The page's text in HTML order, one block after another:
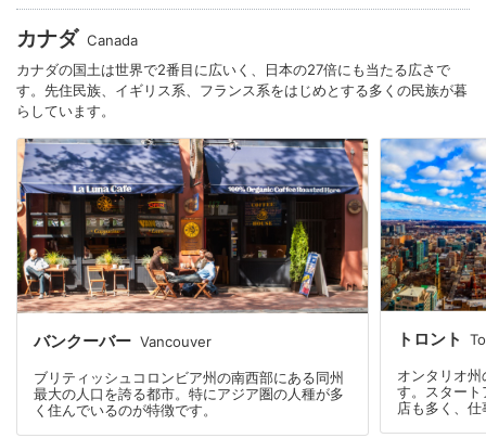
カナダ Canada
カナダの国土は世界で2番目に広いく、日本の27倍にも当たる広さで
す。先住民族、イギリス系、フランス系をはじめとする多くの民族が暮
らしています。
バンクーバー Vancouver
ブリティッシュコロンビア州の南西部にある同州
最大の人口を誇る都市。特にアジア圏の人種が多
く住んでいるのが特徴です。
トロント
オンタリオ
す。スター
店も多く、